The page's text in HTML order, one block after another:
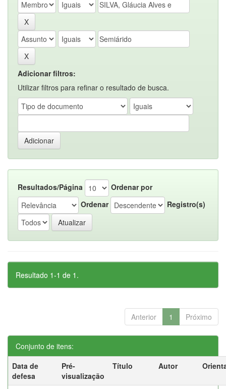
Adicionar filtros:
Utilizar filtros para refinar o resultado de busca.
Resultados/Página
Ordenar por
Ordenar
Registro(s)
Resultado 1-1 de 1.
Anterior 1 Próximo
Conjunto de itens:
Data de
defesa
Pré-
visualização
Título Autor